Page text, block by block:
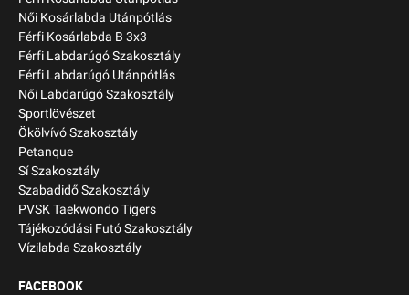
Női Kosárlabda Utánpótlás
Férfi Kosárlabda B 3x3
Férfi Labdarúgó Szakosztály
Férfi Labdarúgó Utánpótlás
Női Labdarúgó Szakosztály
Sportlövészet
Ökölvívó Szakosztály
Petanque
Sí Szakosztály
Szabadidő Szakosztály
PVSK Taekwondo Tigers
Tájékozódási Futó Szakosztály
Vízilabda Szakosztály
FACEBOOK